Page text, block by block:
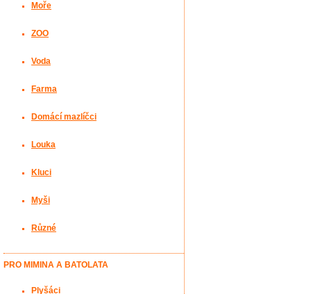
Moře
ZOO
Voda
Farma
Domácí mazlíčci
Louka
Kluci
Myši
Různé
PRO MIMINA A BATOLATA
Plyšáci